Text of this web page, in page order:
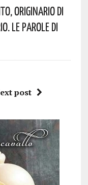
Originario Di
Le Parole Di
post